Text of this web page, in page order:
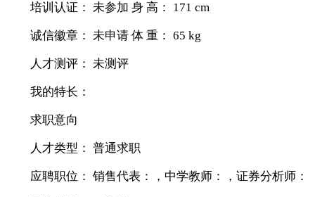
培训认证： 未参加 身 高： 171 cm
诚信徽章： 未申请 体 重： 65 kg
人才测评： 未测评
我的特长：
求职意向
人才类型： 普通求职
应聘职位： 销售代表：，中学教师：，证券分析师：